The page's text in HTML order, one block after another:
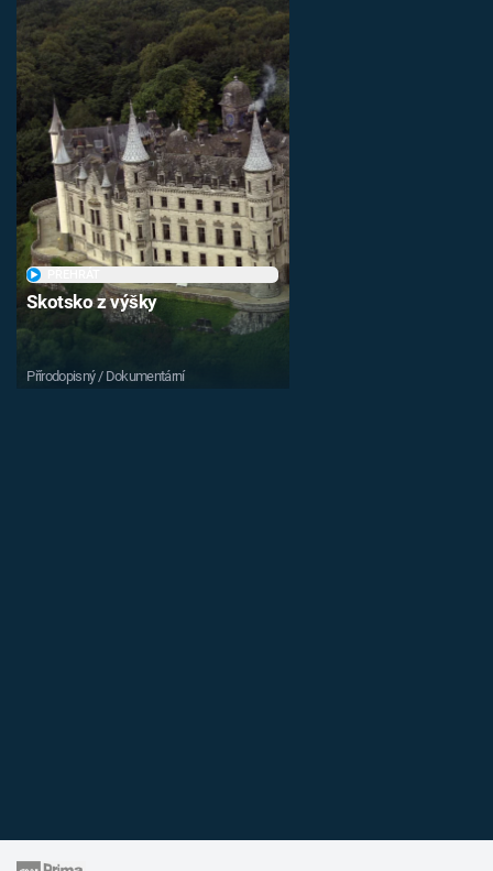
Skotsko z výšky
Přírodopisný / Dokumentární